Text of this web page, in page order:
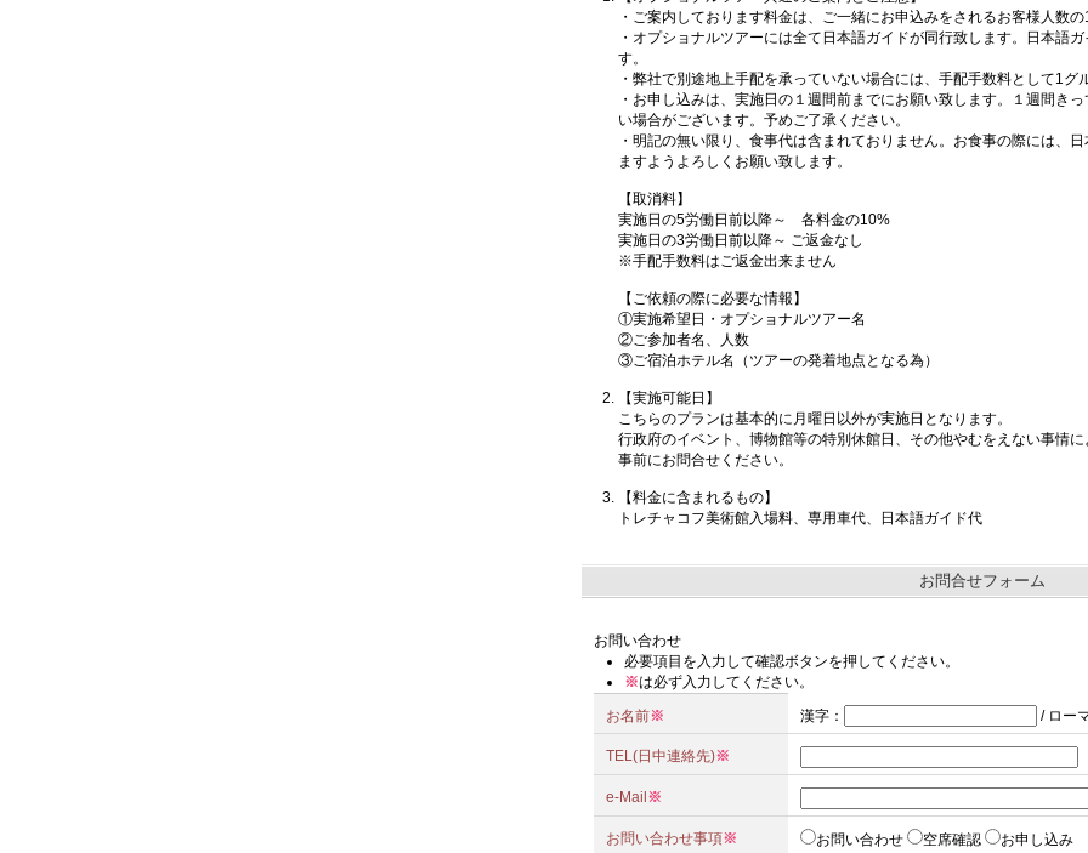
・ご案内しております料金は、ご一緒にお申込みをされるお客様人数
・オプショナルツアーには全て日本語ガイドが同行致します。日本語
す。
・弊社で別途地上手配を承っていない場合には、手配手数料として1グ
・お申し込みは、実施日の１週間前までにお願い致します。１週間き
い場合がございます。予めご了承ください。
・明記の無い限り、食事代は含まれておりません。お食事の際には、
ますようよろしくお願い致します。
【取消料】
実施日の5労働日前以降～ 各料金の10%
実施日の3労働日前以降～ ご返金なし
※手配手数料はご返金出来ません
【ご依頼の際に必要な情報】
①実施希望日・オプショナルツアー名
②ご参加者名、人数
③ご宿泊ホテル名（ツアーの発着地点となる為）
【実施可能日】
こちらのプランは基本的に月曜日以外が実施日となります。
行政府のイベント、博物館等の特別休館日、その他やむをえない事情
事前にお問合せください。
【料金に含まれるもの】
トレチャコフ美術館入場料、専用車代、日本語ガイド代
お問合せフォーム
お問い合わせ
必要項目を入力して確認ボタンを押してください。
※は必ず入力してください。
お名前※ 漢字 ： / ロー
TEL(日中連絡先)※
e-Mail ※
お問い合わせ事項※ お問い合わせ 空席確認 お申し込み